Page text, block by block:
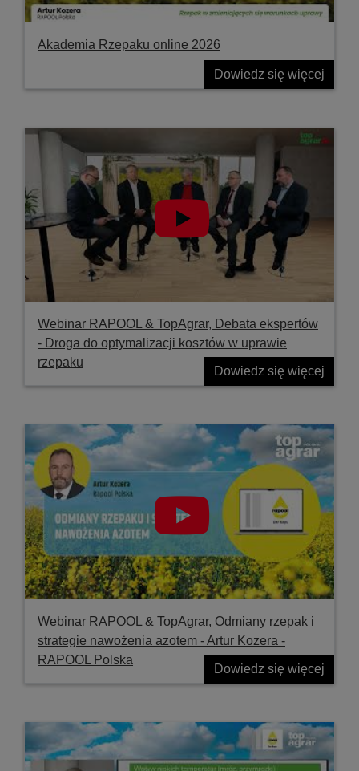
Akademia Rzepaku online 2026
Dowiedz się więcej
Webinar RAPOOL & TopAgrar, Debata ekspertów
- Droga do optymalizacji kosztów w uprawie
rzepaku
Dowiedz się więcej
Webinar RAPOOL & TopAgrar, Odmiany rzepak i
strategie nawożenia azotem - Artur Kozera -
RAPOOL Polska
Dowiedz się więcej